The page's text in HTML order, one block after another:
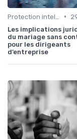
•
Les implications
du mariage sans
pour les dirigeants
d’entreprise